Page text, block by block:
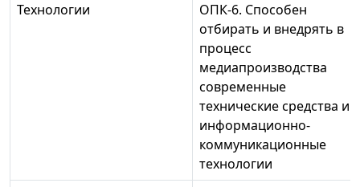
Технологии
ОПК-6. Способен
отбирать и внедрять в
процесс
медиапроизводства
современные
технические средства и
информационно-
коммуникационные
технологии